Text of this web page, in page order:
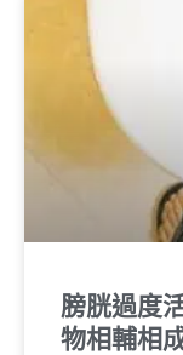
膀胱過度
物相輔相